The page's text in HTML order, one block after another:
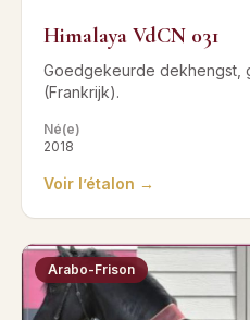
Himalaya VdCN 031
Goedgekeurde dekhengst,
(Frankrijk).
Né(e)
2018
Voir l’étalon →
Arabo-Frison